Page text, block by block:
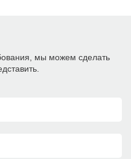
мы можем сделать